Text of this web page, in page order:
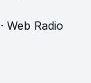
· Web Radio